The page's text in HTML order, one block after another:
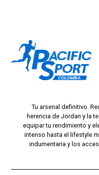
Tu arsenal definitivo.
herencia de Jordan y la
equipar tu rendimiento y
intenso hasta el lifestyle
indumentaria y los